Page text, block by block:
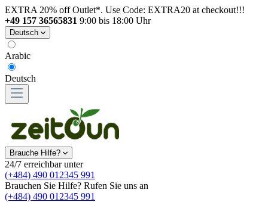
EXTRA 20% off Outlet*. Use Code: EXTRA20 at checkout!!!
+49 157 36565831 9:00 bis 18:00 Uhr
Deutsch
Arabic
Deutsch
Brauche Hilfe?
24/7 erreichbar unter
(+484) 490 012345 991
Brauchen Sie Hilfe? Rufen Sie uns an
(+484) 490 012345 991